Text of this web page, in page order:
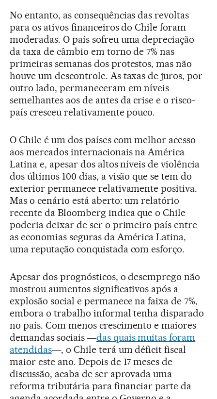
No entanto, as consequências das revoltas
para os ativos financeiros do Chile foram
moderadas. O país sofreu uma depreciação
da taxa de câmbio em torno de 7% nas
primeiras semanas dos protestos, mas não
houve um descontrole. As taxas de juros, por
outro lado, permaneceram em níveis
semelhantes aos de antes da crise e o risco-
país cresceu relativamente pouco.
O Chile é um dos países com melhor acesso
aos mercados internacionais na América
Latina e, apesar dos altos níveis de violência
dos últimos 100 dias, a visão que se tem do
exterior permanece relativamente positiva.
Mas o cenário está aberto: um relatório
recente da Bloomberg indica que o Chile
poderia deixar de ser o primeiro país entre
as economias seguras da América Latina,
uma reputação conquistada com esforço.
Apesar dos prognósticos, o desemprego não
mostrou aumentos significativos após a
explosão social e permanece na faixa de 7%,
embora o trabalho informal tenha disparado
no país. Com menos crescimento e maiores
demandas sociais ―das quais muitas foram
atendidas―, o Chile terá um déficit fiscal
maior este ano. Depois de 17 meses de
discussão, acaba de ser aprovada uma
reforma tributária para financiar parte da